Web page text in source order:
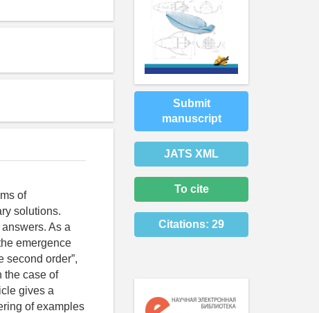
of
solutions.
As a
emergence
second order”,
the case of
gives a
of examples
Submit
manuscript
JATS XML
To cite
Citations: 29